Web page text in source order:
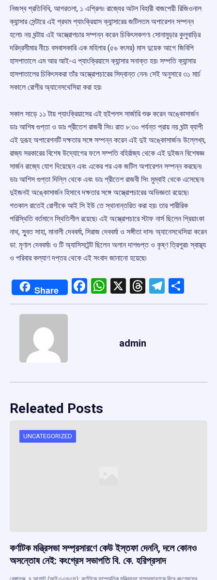
নিজস্ব প্রতিনিধি, আগরতলা, ১ এপ্রিল৷৷ রাজ্যের অটল বিহারী বাজপেয়ী রিজিওনাল
ক্যান্সার সেন্টারে এই প্রথম প্যাংক্রিয়াস ক্যান্সারের জটিলতম অপারেশন সম্পন্ন
হলো৷ নয় ঘন্টায় এই অস্ত্রোপচার সম্পন্ন করেন চিকিৎসকগণ৷ সোনামুড়ার কুলুবাড়ির
দরিদ্রসীমার নীচে বসবাসকারি এক মহিলার (৫৬ বৎসর) মাস দুয়েক আগে জিবিপি
হাসপাতালে এম আর আই-এ প্যাংক্রিয়াসে ক্যান্সার সনাক্ত হয়৷ সম্পতি ক্যান্সার
হাসপাতালের চিকিৎসকরা তাঁর অস্ত্রোপচারের সিদ্বান্ত নেন৷ সেই অনুসারে ৩১ মার্চ
সকালে রোগীর অ্যানেসথেসিয়া করা হয়৷
সকাল সাড়ে ১১ টায় প্যাংক্রিয়াসের এই হুইপলস সার্জারি শুরু করেন অঙ্কোসার্জন
ডাঃ আশিষ গুপ্তা ও ডাঃ প্রীতেশ রাজবী সিং৷ রাত ৮:৩০ পর্যন্ত প্রায় নয় ঘন্টা ব্যাপী
এই দুরূহ অপারেশনটি দক্ষতার সঙ্গে সম্পন্ন করেন এই দুই অঙ্কোসার্জন৷ উল্লেখ্য,
রাজ্য সরকারের বিশেষ উদ্যোগের ফলে সম্পতি বহির্রাজ্য থেকে এই দুইজন বিশেষজ্ঞ
সার্জন রাজ্যে যোগ দিয়েছেন এবং একের পর এক জটিল অপারেশন সম্পন্ন করছেন৷
ডাঃ আশিস গুপ্তা দিল্লি থেকে এবং ডাঃ প্রীতেশ রাজবী সিং মুম্বাই থেকে এসেছেন৷
দুইজনই অঙ্কোসার্জন হিসাবে দক্ষতার সঙ্গে অস্ত্রোপচারের অভিজ্ঞতা রয়েছে৷
গতকাল রাতেই রোগীকে আই সি ইউ তে স্থানান্তরিত করা হয়৷ তার শারীরিক
পরিস্থিতি বর্তমানে স্থিতিশীল রয়েছে৷ এই অস্ত্রোপচারে স্টাফ নার্স ছিলেন প্রিয়াংকা
নাথ, সুুবত সাহা, মানালী দেববর্মা, সিরাজ দেববর্মা ও সঙ্গীতা দাস৷ অ্যানেসথেসিয়া করেন
ডা. মৃণাল দেববর্মা৷ ও টি অ্যাসিসটেন্ট ছিলেন অলান দাশগুপ্ত ও কৃষ্ণ ত্রিপুরা৷ স্বাস্থ্য
ও পরিবার কল্যাণ দপ্তর থেকে এই সংবাদ জানানো হয়েছে৷
Share Facebook
WhatsApp
X Threads
admin
Releated Posts
UNCATEGORIZED
কর্ণাটক মন্ত্রিসভা সম্প্রসারণে কেউ ইস্তফা দেননি, দলে কোনও
অসন্তোষ নেই: কংগ্রেস সভাপতি বি. কে. হরিপ্রসাদ